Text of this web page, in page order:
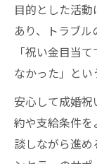
目的とした活
あり、トラブ
「祝い金目当
なかった」とい
安心して成婚
約や支給条件
談しながら進